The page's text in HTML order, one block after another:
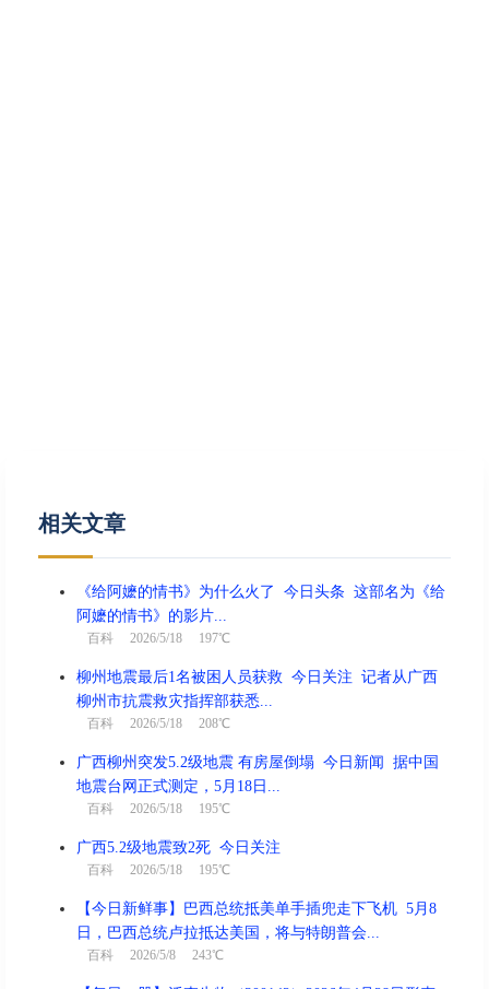
相关文章
《给阿嬷的情书》为什么火了 今日头条 这部名为《给
阿嬷的情书》的影片...
百科 2026/5/18 197℃
柳州地震最后1名被困人员获救 今日关注 记者从广西
柳州市抗震救灾指挥部获悉...
百科 2026/5/18 208℃
广西柳州突发5.2级地震 有房屋倒塌 今日新闻 据中国
地震台网正式测定，5月18日...
百科 2026/5/18 195℃
广西5.2级地震致2死 今日关注
百科 2026/5/18 195℃
【今日新鲜事】巴西总统抵美单手插兜走下飞机 5月8
日，巴西总统卢拉抵达美国，将与特朗普会...
百科 2026/5/8 243℃